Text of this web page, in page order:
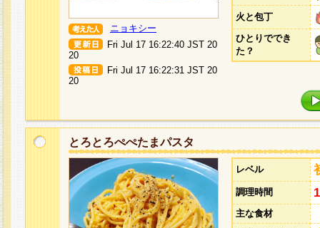
ニョキシー
Fri Jul 17 16:22:40 JST 20
20
Fri Jul 17 16:22:31 JST 20
20
火と包丁
ひとりででき
た？
とろとろぺぺたまパスタ
レベル
調理時間
主な食材